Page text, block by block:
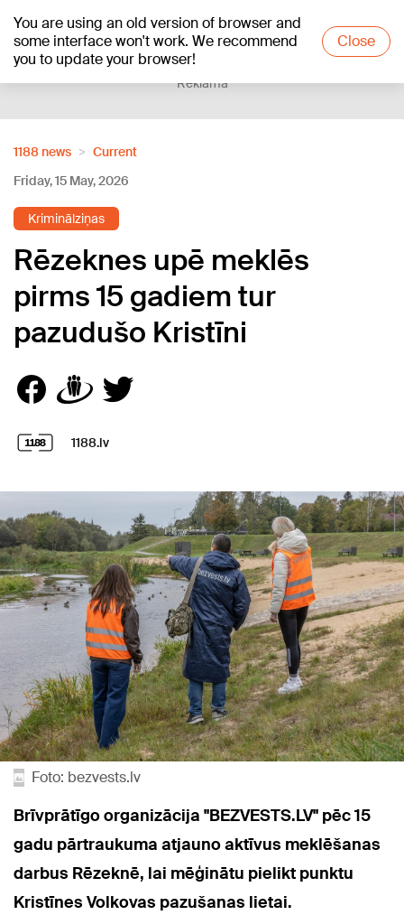
You are using an old version of browser and
some interface won't work. We recommend
you to update your browser!
Close
+18°C
Reklāma
1188 news
Current
Friday, 15 May, 2026
Kriminālziņas
Rēzeknes upē meklēs
pirms 15 gadiem tur
pazudušo Kristīni
1188.lv
Foto: bezvests.lv
Brīvprātīgo organizācija "BEZVESTS.LV" pēc 15
gadu pārtraukuma atjauno aktīvus meklēšanas
darbus Rēzeknē, lai mēģinātu pielikt punktu
Kristīnes Volkovas pazušanas lietai.